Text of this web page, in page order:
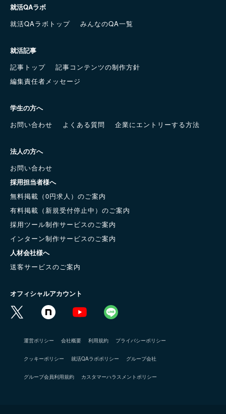
就活QAラボ
就活QAラボトップ
みんなのQA一覧
就活記事
記事トップ
記事コンテンツの制作方針
編集責任者メッセージ
学生の方へ
お問い合わせ
よくある質問 企業にエントリーする方法
法人の方へ
お問い合わせ
採用担当者様へ
無料掲載（0円求人）のご案内
有料掲載（新規受付停止中）のご案内
採用ツール制作サービスのご案内
インターン制作サービスのご案内
人材会社様へ
送客サービスのご案内
オフィシャルアカウント
運営ポリシー 会社概要 利用規約 プライバシーポリシー
クッキーポリシー 就活QAラボポリシー グループ会社
グループ会員利用規約 カスタマーハラスメントポリシー